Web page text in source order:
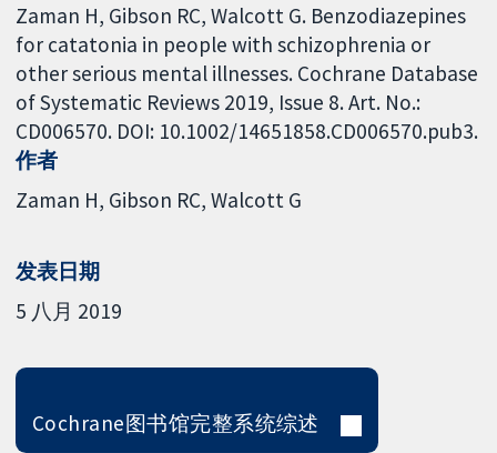
Zaman H, Gibson RC, Walcott G. Benzodiazepines
for catatonia in people with schizophrenia or
other serious mental illnesses. Cochrane Database
of Systematic Reviews 2019, Issue 8. Art. No.:
CD006570. DOI: 10.1002/14651858.CD006570.pub3.
作者
Zaman H Gibson RC Walcott G
发表日期
5 八月 2019
Cochrane图书馆完整系统综述